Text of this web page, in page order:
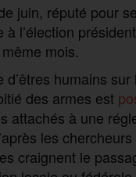
juin, réputé pour
l’élection
mois.
d’êtres humains
des armes est
attachés à une
les
craignent le